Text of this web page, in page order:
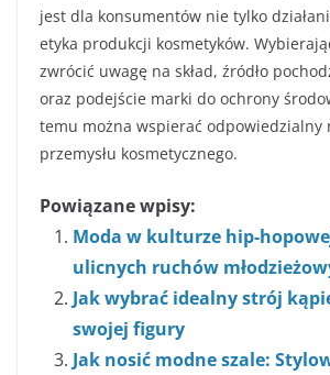
jest dla konsumentów nie tylko
etyka produkcji kosmetyków.
zwrócić uwagę na skład, źródło
oraz podejście marki do ochrony
temu można wspierać odpowiedzialny
przemysłu kosmetycznego.
Powiązane wpisy:
Moda w kulturze hip-
ulicnych ruchów
Jak wybrać idealny strój
swojej figury
Jak nosić modne szale: